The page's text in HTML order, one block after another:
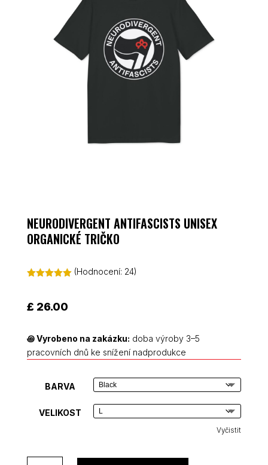
NEURODIVERGENT ANTIFASCISTS UNISEX
ORGANICKÉ TRIČKO
základě
hodnocení
(Hodnocení: 24)
£ 26.00
꩜Vyrobeno na zakázku: doba výroby 3–5
pracovních dnů ke snížení nadprodukce
BARVA
VELIKOST
Vyčistit